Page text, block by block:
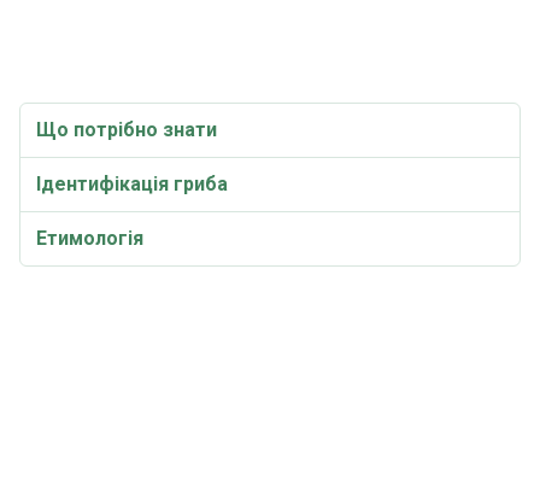
Що потрібно знати
Ідентифікація гриба
Етимологія